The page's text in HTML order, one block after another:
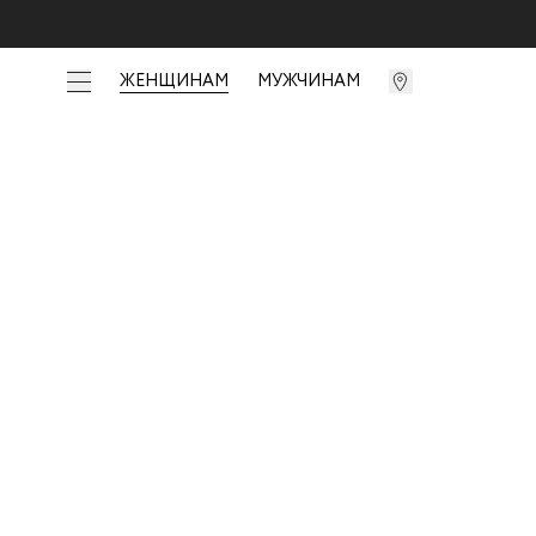
ЖЕНЩИНАМ МУЖЧИНАМ